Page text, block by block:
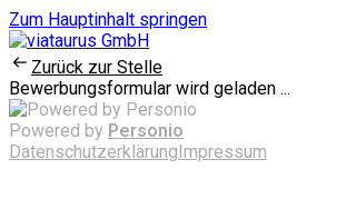
Zum Hauptinhalt springen
Zurück zur Stelle
Bewerbungsformular wird geladen ...
Powered by Personio
DatenschutzerklärungImpressum